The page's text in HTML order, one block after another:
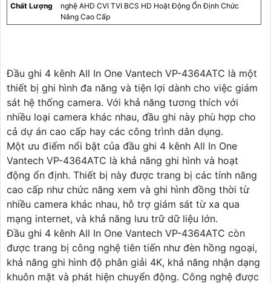
Chất Lượng
nghệ AHD CVI TVI BCS HD Hoặt Động Ổn Định Chức
Năng Cao Cấp
Đầu ghi 4 kênh All In One Vantech VP-4364ATC là một
thiết bị ghi hình đa năng và tiện lợi dành cho việc giám
sát hệ thống camera. Với khả năng tương thích với
nhiều loại camera khác nhau, đầu ghi này phù hợp cho
cả dự án cao cấp hay các công trình dân dụng.
Một ưu điểm nổi bật của đầu ghi 4 kênh All In One
Vantech VP-4364ATC là khả năng ghi hình và hoạt
động ổn định. Thiết bị này được trang bị các tính năng
cao cấp như chức năng xem và ghi hình đồng thời từ
nhiều camera khác nhau, hỗ trợ giám sát từ xa qua
mạng internet, và khả năng lưu trữ dữ liệu lớn.
Đầu ghi 4 kênh All In One Vantech VP-4364ATC còn
được trang bị công nghệ tiên tiến như đèn hồng ngoại,
khả năng ghi hình độ phân giải 4K, khả năng nhận dạng
khuôn mặt và phát hiện chuyển động. Công nghệ được